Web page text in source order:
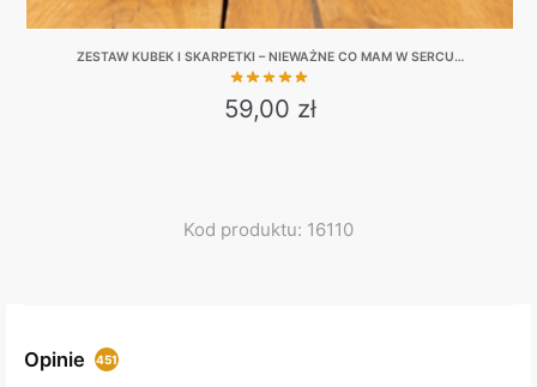
ZESTAW KUBEK I SKARPETKI – NIEWAŻNE CO MAM W SERCU…
59,00 zł
multiple
Kod produktu: 16110
Opinie 451